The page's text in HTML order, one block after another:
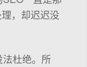
，却迟迟没
杜绝。所